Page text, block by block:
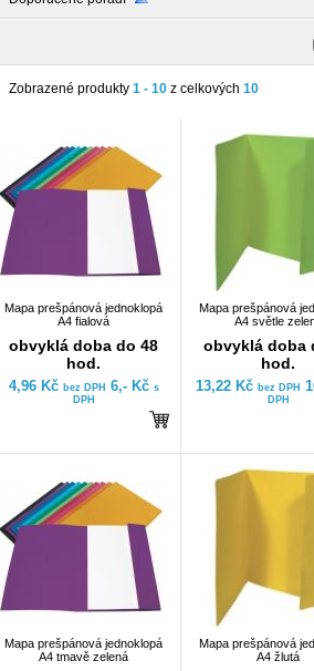
Zobrazené produkty 1 - 10 z celkových 10
Mapa prešpánová jednoklopá
A4 fialová
obvyklá doba do 48
hod.
4,96 Kč bez DPH 6,- Kč s
DPH
Mapa prešpánová
A4 světle
obvyklá doba
hod.
13,22 Kč bez DPH
DPH
Mapa prešpánová jednoklopá
A4 tmavě zelená
Mapa prešpánová
A4 žlutá